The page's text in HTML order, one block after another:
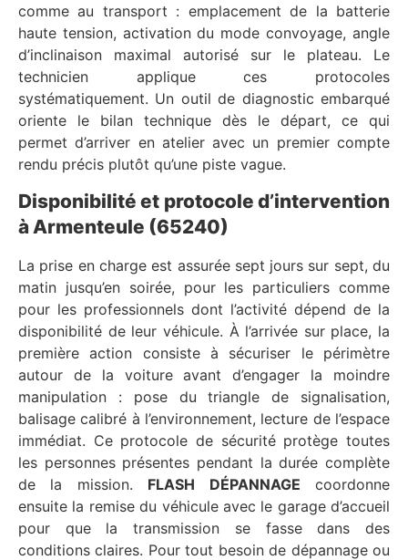
comme au transport : emplacement de la batterie
haute tension, activation du mode convoyage, angle
d’inclinaison maximal autorisé sur le plateau. Le
technicien applique ces protocoles
systématiquement. Un outil de diagnostic embarqué
oriente le bilan technique dès le départ, ce qui
permet d’arriver en atelier avec un premier compte
rendu précis plutôt qu’une piste vague.
Disponibilité et protocole d’intervention
à Armenteule (65240)
La prise en charge est assurée sept jours sur sept, du
matin jusqu’en soirée, pour les particuliers comme
pour les professionnels dont l’activité dépend de la
disponibilité de leur véhicule. À l’arrivée sur place, la
première action consiste à sécuriser le périmètre
autour de la voiture avant d’engager la moindre
manipulation : pose du triangle de signalisation,
balisage calibré à l’environnement, lecture de l’espace
immédiat. Ce protocole de sécurité protège toutes
les personnes présentes pendant la durée complète
de la mission. FLASH DÉPANNAGE coordonne
ensuite la remise du véhicule avec le garage d’accueil
pour que la transmission se fasse dans des
conditions claires. Pour tout besoin de dépannage ou